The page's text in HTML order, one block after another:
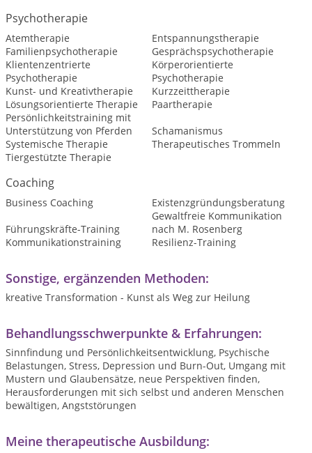
Psychotherapie
Atemtherapie
Entspannungstherapie
Familienpsychotherapie
Gesprächspsychotherapie
Klientenzentrierte
Psychotherapie
Körperorientierte
Psychotherapie
Kunst- und Kreativtherapie
Kurzzeittherapie
Lösungsorientierte Therapie
Paartherapie
Persönlichkeitstraining mit
Unterstützung von Pferden
Schamanismus
Systemische Therapie
Therapeutisches Trommeln
Tiergestützte Therapie
Coaching
Business Coaching
Existenzgründungsberatung
Führungskräfte-Training
Gewaltfreie Kommunikation
nach M. Rosenberg
Kommunikationstraining
Resilienz-Training
Sonstige, ergänzenden Methoden:
kreative Transformation - Kunst als Weg zur Heilung
Behandlungsschwerpunkte & Erfahrungen:
Sinnfindung und Persönlichkeitsentwicklung, Psychische
Belastungen, Stress, Depression und Burn-Out, Umgang mit
Mustern und Glaubensätze, neue Perspektiven finden,
Herausforderungen mit sich selbst und anderen Menschen
bewältigen, Angststörungen
Meine therapeutische Ausbildung: